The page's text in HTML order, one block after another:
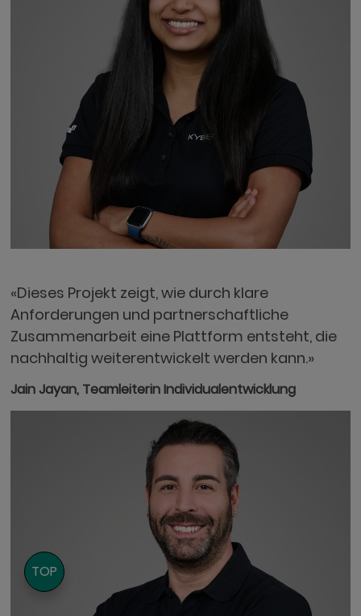
«Dieses Projekt zeigt, wie durch klare
Anforderungen und partnerschaftliche
Zusammenarbeit eine Plattform entsteht, die
nachhaltig weiterentwickelt werden kann.»
Jain Jayan, Teamleiterin Individualentwicklung
TOP